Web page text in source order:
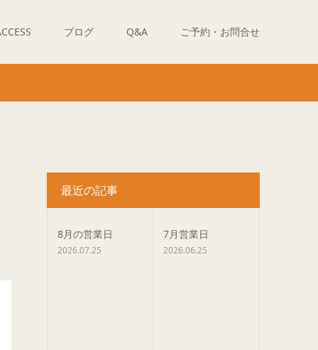
ブログ Q&A ご予約・お問合せ
最近の記事
8月の営業日
2026.07.25
7月営業日
2026.06.25